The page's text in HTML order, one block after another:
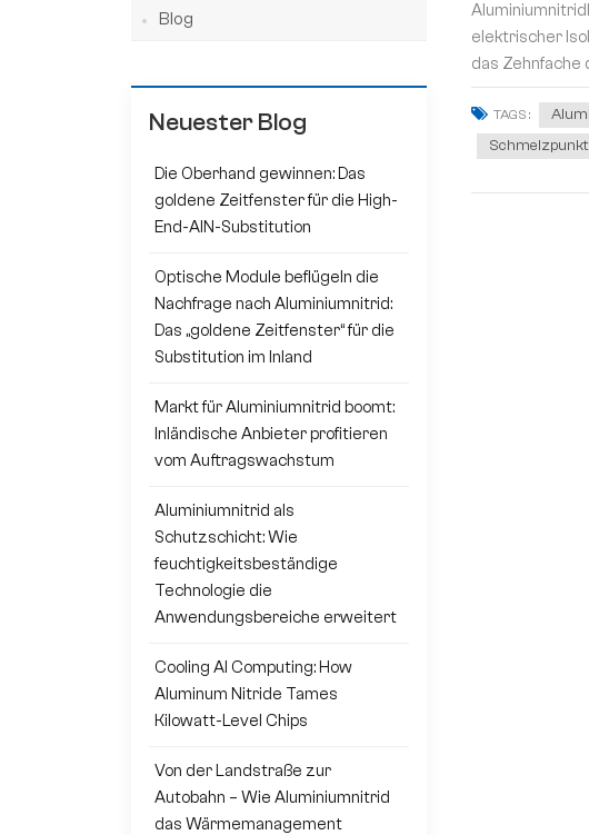
elektrischer
das Zehnfache
TAGS :
Blog
Neuester Blog
Die Oberhand gewinnen: Das
goldene Zeitfenster für die High-
End-AlN-Substitution
Optische Module beflügeln die
Nachfrage nach Aluminiumnitrid:
Das „goldene Zeitfenster“ für die
Substitution im Inland
Markt für Aluminiumnitrid boomt:
Inländische Anbieter profitieren
vom Auftragswachstum
Aluminiumnitrid als
Schutzschicht: Wie
feuchtigkeitsbeständige
Technologie die
Anwendungsbereiche erweitert
Cooling AI Computing: How
Aluminum Nitride Tames
Kilowatt-Level Chips
Von der Landstraße zur
Autobahn – Wie Aluminiumnitrid
das Wärmemanagement